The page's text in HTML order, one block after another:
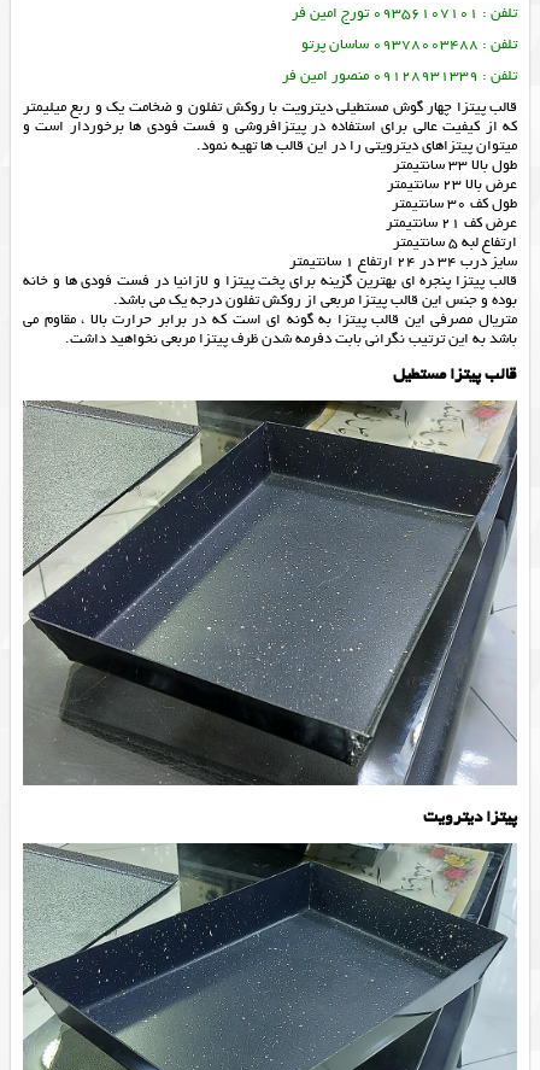
تلفن : 09356107101 تورج امین فر
تلفن : 09378003488 ساسان پرتو
تلفن : 09128931339 منصور امین فر
قالب پیتزا چهار گوش مستطیلی دیترویت با روکش تفلون و ضخامت یک و ربع میلیمتر
که از کیفیت عالی برای استفاده در پیتزافروشی و فست فودی ها برخوردار است و
میتوان پیتزاهای دیترویتی را در این قالب ها تهیه نمود.
طول بالا 33 سانتیمتر
عرض بالا 23 سانتیمتر
طول کف 30 سانتیمتر
عرض کف 21 سانتیمتر
ارتفاع لبه 5 سانتیمتر
سایز درب 34 در 24 ارتفاع 1 سانتیمتر
قالب پیتزا پنجره ای بهترین گزینه برای پخت پیتزا و لازانیا در فست فودی ها و خانه
بوده و جنس این قالب پیتزا مربعی از روکش تفلون درجه یک می باشد.
متریال مصرفی این قالب پیتزا به گونه ای است که در برابر حرارت بالا ، مقاوم می
باشد به این ترتیب نگرانی بابت دفرمه شدن ظرف پیتزا مربعی نخواهید داشت.
قالب پیتزا مستطیل
پیتزا دیترویت